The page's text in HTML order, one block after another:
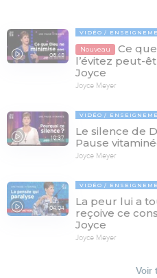
06:48
VIDÉO
Nouveau
Ce
l’évitez peut-
Joyce
Joyce Meyer
10:37
VIDÉO
Le silence de
Pause
Joyce Meyer
04:04
VIDÉO
La peur lui a
reçoive ce
Joyce
Joyce Meyer
Voir